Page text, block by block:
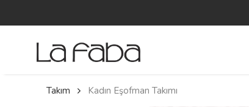
Takım Kadın Eşofman Takımı